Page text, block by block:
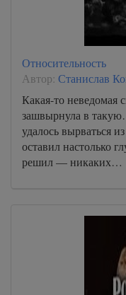
Относительность
Автор: Станислав
Какая-то неведомая
зашвырнула в
удалось вырваться
оставил настолько
решил — никаких…